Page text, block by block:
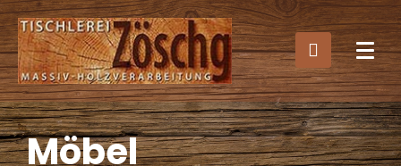
Möbel